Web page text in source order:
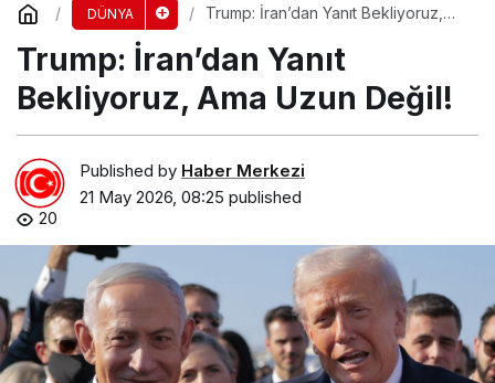
DÜNYA
Trump: İran’dan Yanıt Bekliyoruz,
Trump: İran’dan Yanıt
Bekliyoruz, Ama Uzun Değil!
Published by Haber Merkezi
21 May 2026, 08:25 published
20